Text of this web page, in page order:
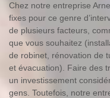
Chez notre entreprise
fixes pour ce genre
de plusieurs facteurs,
que vous souhaitez
de robinet, rénovation de
et évacuation). Faire des
un investissement
gens. Toutefois, notre